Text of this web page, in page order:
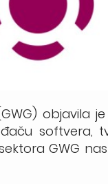
objavila
softvera,
GWG